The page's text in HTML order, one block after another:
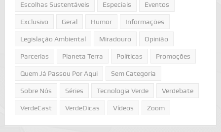
Escolhas Sustentáveis Especiais Eventos
Exclusivo Geral Humor Informações
Legislação Ambiental Miradouro Opinião
Parcerias Planeta Terra Políticas Promoções
Quem Já Passou Por Aqui Sem Categoria
Sobre Nós Séries Tecnologia Verde Verdebate
VerdeCast VerdeDicas Vídeos Zoom